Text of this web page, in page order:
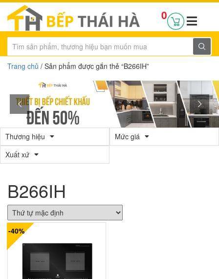
0
Trang chủ / Sản phẩm được gắn thẻ “B266IH”
Thương hiệu
Mức giá
Xuất xứ
B266IH
-40%